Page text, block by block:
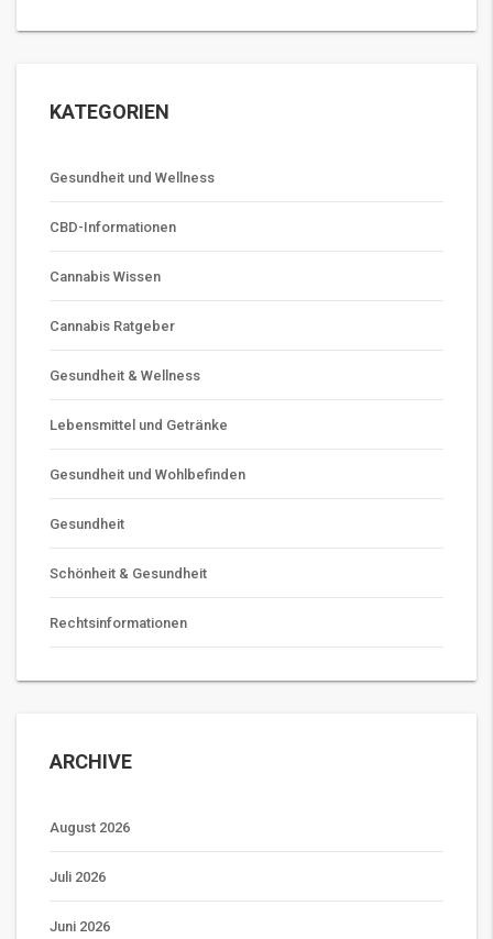
KATEGORIEN
Gesundheit und Wellness
CBD-Informationen
Cannabis Wissen
Cannabis Ratgeber
Gesundheit & Wellness
Lebensmittel und Getränke
Gesundheit und Wohlbefinden
Gesundheit
Schönheit & Gesundheit
Rechtsinformationen
ARCHIVE
August 2026
Juli 2026
Juni 2026